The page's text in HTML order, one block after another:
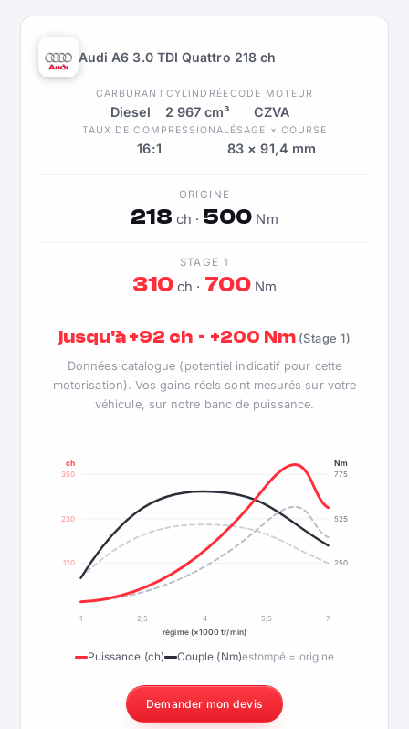
Audi A6 3.0 TDI Quattro 218 ch
CARBURANT
Diesel
CYLINDRÉE
2 967 cm³
CODE MOTEUR
CZVA
TAUX DE COMPRESSION
16:1
ALÉSAGE × COURSE
83 × 91,4 mm
ORIGINE
218 ch · 500 Nm
STAGE 1
310 ch · 700Nm
jusqu'à +92 ch · +200 Nm (Stage 1)
Données catalogue (potentiel indicatif pour cette
motorisation). Vos gains réels sont mesurés sur votre
véhicule, sur notre banc de puissance.
120
230
350
250
525
775
ch Nm
1 2,5 4 5,5
7
régime (×1000 tr/min)
Puissance (ch) Couple (Nm)estompé = origine
Demander mon devis